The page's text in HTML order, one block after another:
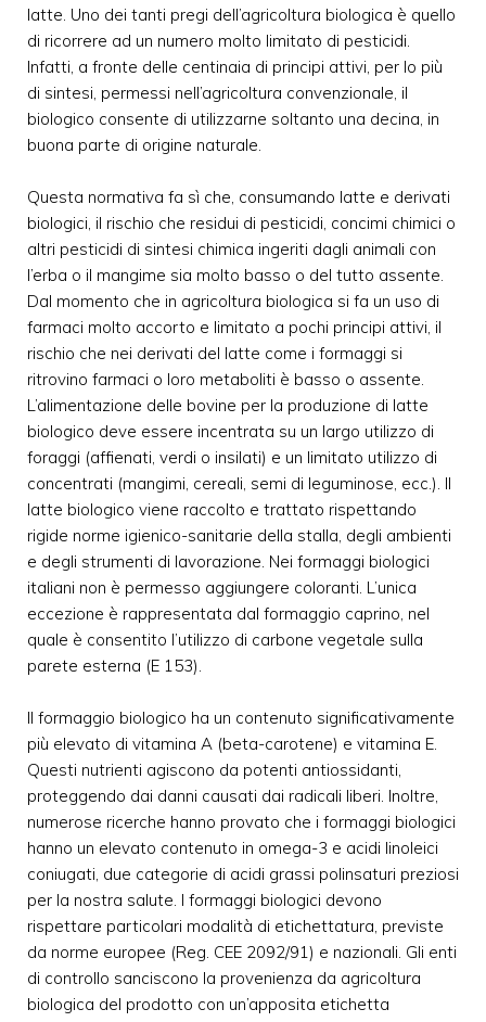
latte. Uno dei tanti pregi dell’agricoltura biologica è quello
di ricorrere ad un numero molto limitato di pesticidi.
Infatti, a fronte delle centinaia di principi attivi, per lo più
di sintesi, permessi nell’agricoltura convenzionale, il
biologico consente di utilizzarne soltanto una decina, in
buona parte di origine naturale.
Questa normativa fa sì che, consumando latte e derivati
biologici, il rischio che residui di pesticidi, concimi chimici o
altri pesticidi di sintesi chimica ingeriti dagli animali con
l’erba o il mangime sia molto basso o del tutto assente.
Dal momento che in agricoltura biologica si fa un uso di
farmaci molto accorto e limitato a pochi principi attivi, il
rischio che nei derivati del latte come i formaggi si
ritrovino farmaci o loro metaboliti è basso o assente.
L’alimentazione delle bovine per la produzione di latte
biologico deve essere incentrata su un largo utilizzo di
foraggi (affienati, verdi o insilati) e un limitato utilizzo di
concentrati (mangimi, cereali, semi di leguminose, ecc.). Il
latte biologico viene raccolto e trattato rispettando
rigide norme igienico-sanitarie della stalla, degli ambienti
e degli strumenti di lavorazione. Nei formaggi biologici
italiani non è permesso aggiungere coloranti. L’unica
eccezione è rappresentata dal formaggio caprino, nel
quale è consentito l’utilizzo di carbone vegetale sulla
parete esterna (E 153).
Il formaggio biologico ha un contenuto significativamente
più elevato di vitamina A (beta-carotene) e vitamina E.
Questi nutrienti agiscono da potenti antiossidanti,
proteggendo dai danni causati dai radicali liberi. Inoltre,
numerose ricerche hanno provato che i formaggi biologici
hanno un elevato contenuto in omega-3 e acidi linoleici
coniugati, due categorie di acidi grassi polinsaturi preziosi
per la nostra salute. I formaggi biologici devono
rispettare particolari modalità di etichettatura, previste
da norme europee (Reg. CEE 2092/91) e nazionali. Gli enti
di controllo sanciscono la provenienza da agricoltura
biologica del prodotto con un’apposita etichetta